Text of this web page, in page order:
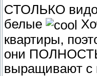
СТОЛЬКО
белые
квартиры,
они
выращивают